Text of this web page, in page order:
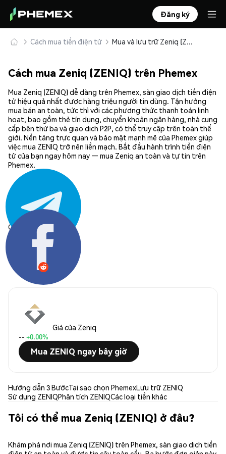
Đăng ký
Cách mua tiền điện tử Mua và lưu trữ Zeniq (ZENIQ) an toàn
Cách mua Zeniq (ZENIQ) trên Phemex
Mua Zeniq (ZENIQ) dễ dàng trên Phemex, sàn giao dịch tiền điện
tử hiệu quả nhất được hàng triệu người tin dùng. Tận hưởng
mua bán an toàn, tức thì với các phương thức thanh toán linh
hoạt, bao gồm thẻ tín dụng, chuyển khoản ngân hàng, nhà cung
cấp bên thứ ba và giao dịch P2P, có thể truy cập trên toàn thế
giới. Nền tảng trực quan và bảo mật mạnh mẽ của Phemex giúp
việc mua ZENIQ trở nên liền mạch. Bắt đầu hành trình tiền điện
tử của bạn ngay hôm nay — mua Zeniq an toàn và tự tin trên
Phemex.
Chia sẻ:
Giá của Zeniq
-- +0.00%
Mua ZENIQ ngay bây giờ
Hướng dẫn 3 BướcTại sao chọn PhemexLưu trữ ZENIQ
Sử dụng ZENIQPhân tích ZENIQCác loại tiền khác
Tôi có thể mua Zeniq (ZENIQ) ở đâu?
Khám phá nơi mua Zeniq (ZENIQ) trên Phemex, sàn giao dịch tiền